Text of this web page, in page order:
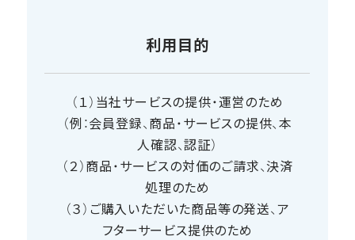
利用目的
（１）当社サービスの提供・運営のため
（例：会員登録、商品・サービスの提供、本
人確認、認証）
（２）商品・サービスの対価のご請求、決済
処理のため
（３）ご購入いただいた商品等の発送、ア
フターサービス提供のため